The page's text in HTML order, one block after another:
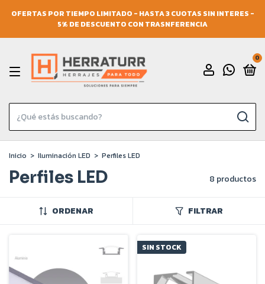
OFERTAS POR TIEMPO LIMITADO - HASTA 3 CUOTAS SIN INTERES -
5% DE DESCUENTO CON TRASNFERENCIA
0
Inicio > Iluminación LED > Perfiles LED
Perfiles LED 8 productos
ORDENAR FILTRAR
SIN STOCK